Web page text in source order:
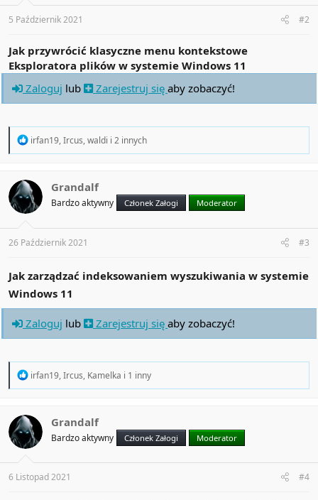
s
:
5 Październik 2021 #2
Jak przywrócić klasyczne menu kontekstowe
Eksploratora plików w systemie Windows 11
Zaloguj lub Zarejestruj się aby zobaczyć!
R
t
i
o
s
:
irfan19,Ircus,waldi i 2 innych
Grandalf
Bardzo aktywny Członek Załogi Moderator
26 Październik 2021 #3
Jak zarządzać indeksowaniem wyszukiwania w systemie
Windows 11
Zaloguj lub Zarejestruj się aby zobaczyć!
R
t
i
o
s
:
irfan19,Ircus, Kamelka i 1 inny
Grandalf
Bardzo aktywny Członek Załogi Moderator
6 Listopad 2021 #4